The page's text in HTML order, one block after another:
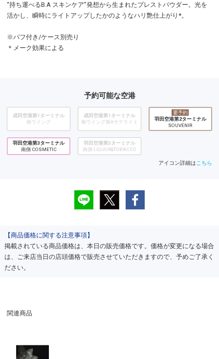
“持ち運べるB.A スキンケア”発想から生まれたプレストパウダー。光を
活かし、瞬時にライトアップしたかのようなハリ艶仕上がり*。
※パフ付き/ケース別売り
＊メーク効果による
予約可能な空港
成田空港第1ターミナル
南ウイング
成田空港第1ターミナル
南ウイング第4サテライト
要予約
羽田空港第2ターミナル
SOUVENIR
羽田空港第3ターミナル
南側 COSMETIC
羽田空港第3ターミナル
南側 LIQUOR&TOBACCO
アイコン詳細はこちら
【商品価格に関する注意事項】
掲載されている商品価格は、本日の販売価格です。価格が変更になる場合
は、ご来店当日の店頭価格で販売させていただきますので、予めご了承く
ださい。
関連商品